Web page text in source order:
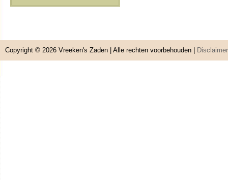
Copyright © 2026 Vreeken's Zaden | Alle rechten voorbehouden | Disclaimer